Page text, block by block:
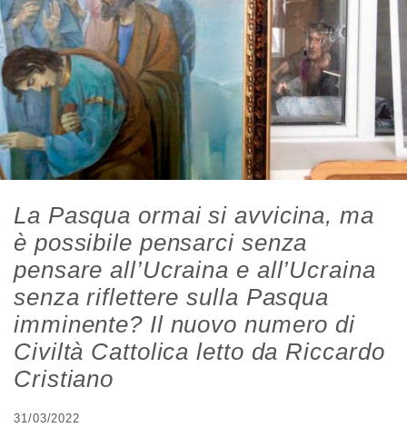
La Pasqua ormai si avvicina, ma
è possibile pensarci senza
pensare all’Ucraina e all’Ucraina
senza riflettere sulla Pasqua
imminente? Il nuovo numero di
Civiltà Cattolica letto da Riccardo
Cristiano
31/03/2022